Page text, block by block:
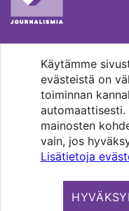
Käytämme
evästeistä on
toiminnan
automaattisesti.
mainosten
vain, jos
Lisätietoja
Pääkaupunkiseudun
luterilaisten